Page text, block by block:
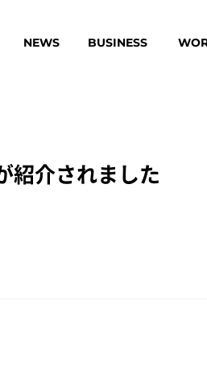
NEWS BUSINESS
紹介されました